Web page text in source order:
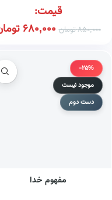
قیمت:
850,000تومان 680,000
-25%
موجود نیست
دست دوم
مفهوم خدا